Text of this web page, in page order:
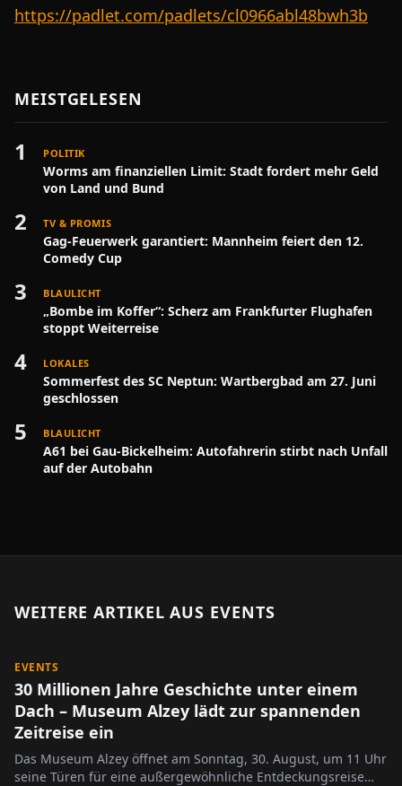
https://padlet.com/padlets/cl0966abl48bwh3b
MEISTGELESEN
1 POLITIK
Worms am finanziellen Limit: Stadt fordert mehr Geld
von Land und Bund
2 TV & PROMIS
Gag-Feuerwerk garantiert: Mannheim feiert den 12.
Comedy Cup
3 BLAULICHT
„Bombe im Koffer“: Scherz am Frankfurter Flughafen
stoppt Weiterreise
4 LOKALES
Sommerfest des SC Neptun: Wartbergbad am 27. Juni
geschlossen
5 BLAULICHT
A61 bei Gau-Bickelheim: Autofahrerin stirbt nach Unfall
auf der Autobahn
WEITERE ARTIKEL AUS EVENTS
EVENTS
30 Millionen Jahre Geschichte unter einem
Dach – Museum Alzey lädt zur spannenden
Zeitreise ein
Das Museum Alzey öffnet am Sonntag, 30. August, um 11 Uhr
seine Türen für eine außergewöhnliche Entdeckungsreise